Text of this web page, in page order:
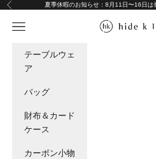
コンテンツへスキップ
前へ 夏季休暇のお知らせ：8月11日〜16日は
hide k 1896 -
メニュー
テーブルウェ
ア
バッグ
財布＆カード
ケース
カーボン小物